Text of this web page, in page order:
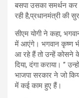
बसपा उसका समर्थन
रही है,प्रधानमंत्री की
सीएम योगी ने कहा,
में आएंगे। भगवान कृष्ण
आ रहे हैं तो उन्हें कोसने
दिया, दंगा कराया। ’’
भाजपा सरकार ने जो
में कई काम हुए हैं।